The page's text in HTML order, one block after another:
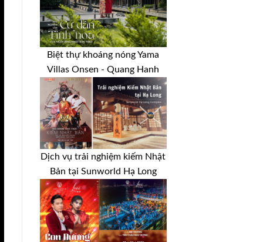
Biệt thự khoáng nóng Yama
Villas Onsen - Quang Hanh
Dịch vụ trải nghiệm kiếm Nhật
Bản tại Sunworld Hạ Long